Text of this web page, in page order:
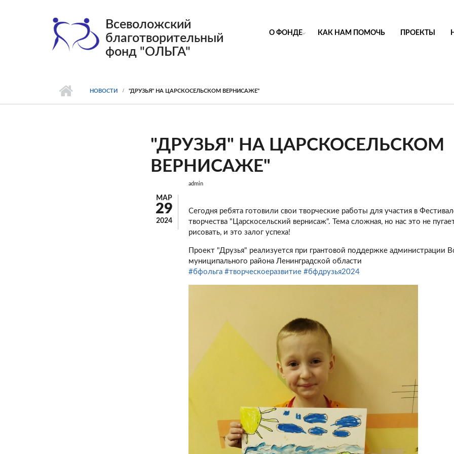
Всеволожский
благотворительный
фонд "ОЛЬГА"
О ФОНДЕ КАК НАМ ПОМОЧЬ ПРОЕКТЫ
НОВОСТИ "ДРУЗЬЯ" НА ЦАРСКОСЕЛЬСКОМ ВЕРНИСАЖЕ"
"ДРУЗЬЯ" НА ЦАРСКОСЕЛЬСКОМ
ВЕРНИСАЖЕ"
МАР
29
2024
admin
Сегодня ребята готовили свои творческие работы для участия в
творчества "Царскосельский вернисаж". Тема сложная, но нас это не
рисовать, и это залог успеха!
Проект "Друзья" реализуется при грантовой поддержке администрации
муниципального района Ленинградской области
#бфольга #творческоеразвитие #бфдрузья2024